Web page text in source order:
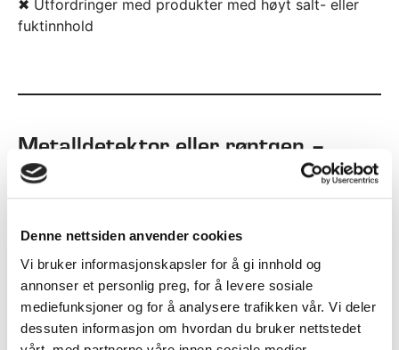
Denne nettsiden anvender cookies
Vi bruker informasjonskapsler for å gi innhold og
annonser et personlig preg, for å levere sosiale
mediefunksjoner og for å analysere trafikken vår. Vi deler
dessuten informasjon om hvordan du bruker nettstedet
✖ Utfordringer med produkter med høyt salt- eller
fuktinnhold
Metalldetektor eller røntgen –
hvordan velge riktig teknologi?
produksjonsprosess– ikke kun pris.
1. Hvilke fremmedlegemer er mest
sannsynlige?